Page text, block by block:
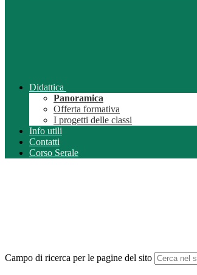
Didattica
Panoramica
Offerta formativa
I progetti delle classi
Info utili
Contatti
Corso Serale
Campo di ricerca per le pagine del sito